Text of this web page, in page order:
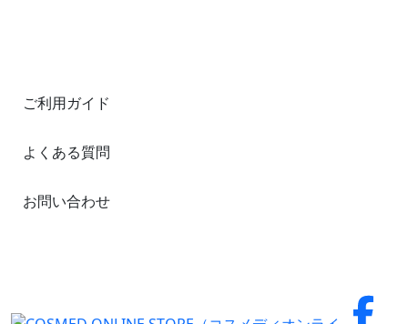
ご利用ガイド
よくある質問
お問い合わせ